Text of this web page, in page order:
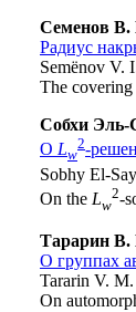
Семенов В.
Радиус
Semënov V.
The
Собхи Эль-
О Lw
2-
Sobhy El-
On the Lw
2-
Тарарин
О группах
Tararin V. M.
On